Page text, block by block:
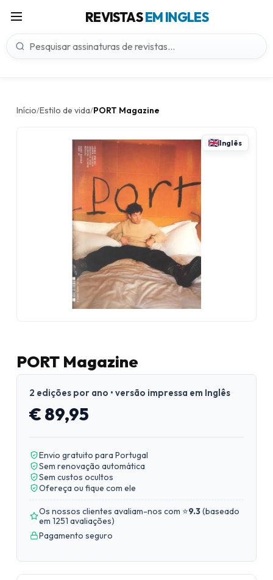
REVISTASEM INGLES
Início/Estilo de vida/PORT Magazine
Inglês
PORT Magazine
2 edições por ano • versão impressa em Inglês
€ 89,95
Envio gratuito para Portugal
Sem renovação automática
Sem custos ocultos
Ofereça ou fique com ele
Os nossos clientes avaliam-nos com ⭐9.3(baseado
em 1251 avaliações)
Pagamento seguro